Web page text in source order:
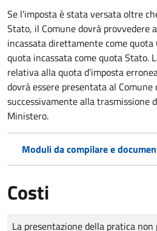
Se l'imposta è stata versata oltre
Stato, il Comune dovrà provvedere
incassata direttamente come quota
quota incassata come quota Stato.
relativa alla quota d’imposta
dovrà essere presentata al Comune
successivamente alla trasmissione
Ministero.
Moduli da compilare e
Costi
Tipo di pagamento
Importo
La presentazione della pratica non